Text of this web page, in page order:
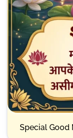
Special Good